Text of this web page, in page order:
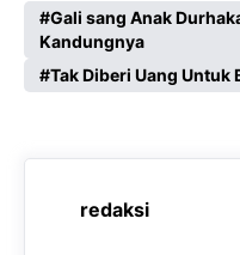
c
e
b
a
t
s
p
l
e
g
m
s
s
e
Gali sang Anak
Kandungnya
Tak Diberi Uang Untuk
redaksi